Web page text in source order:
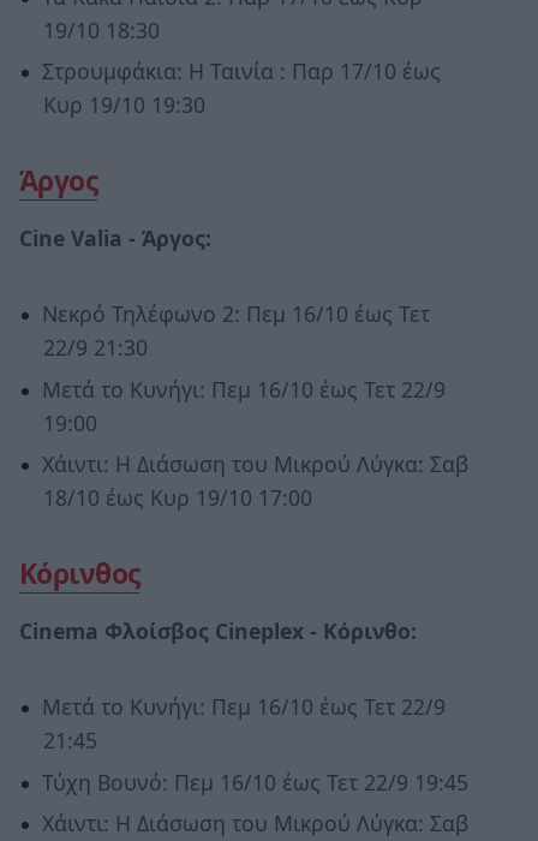
19/10 18:30
Στρουμφάκια: Η Ταινία : Παρ 17/10 έως
Κυρ 19/10 19:30
Άργος
Cine Valia - Άργος:
Νεκρό Τηλέφωνο 2: Πεμ 16/10 έως Τετ
22/9 21:30
Μετά το Κυνήγι: Πεμ 16/10 έως Τετ 22/9
19:00
Χάιντι: Η Διάσωση του Μικρού Λύγκα: Σαβ
18/10 έως Κυρ 19/10 17:00
Κόρινθος
Cinema Φλοίσβος Cineplex - Κόρινθο:
Μετά το Κυνήγι: Πεμ 16/10 έως Τετ 22/9
21:45
Τύχη Βουνό: Πεμ 16/10 έως Τετ 22/9 19:45
Χάιντι: Η Διάσωση του Μικρού Λύγκα: Σαβ